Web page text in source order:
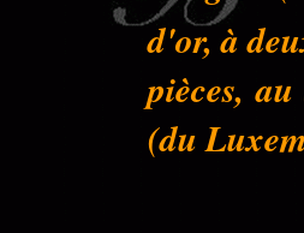
d'or, à
pièces,
(du